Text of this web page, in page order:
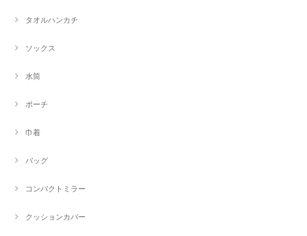
タオルハンカチ
ソックス
水筒
ポーチ
巾着
バッグ
コンパクトミラー
クッションカバー